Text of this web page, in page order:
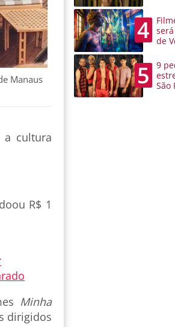
Manaus
a cultura
R$ 1
Minha
dirigidos
4
de
5
9
São